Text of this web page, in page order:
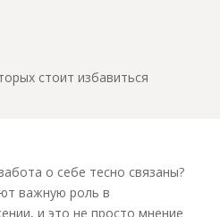
стоит избавиться
о себе тесно связаны?
важную роль в
и это не просто мнение